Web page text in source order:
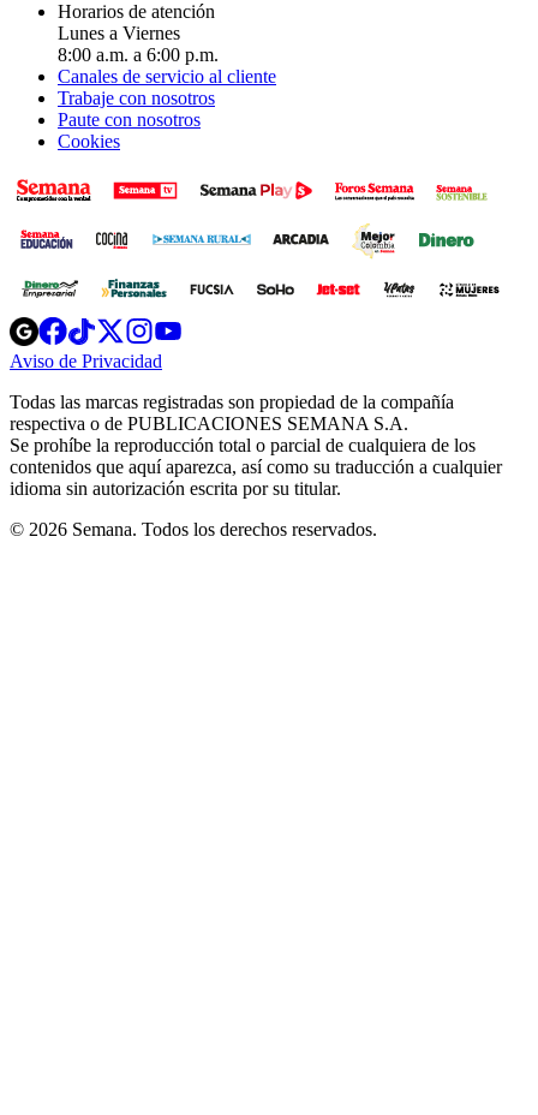
Horarios de atención
Lunes a Viernes
8:00 a.m. a 6:00 p.m.
Canales de servicio al cliente
Trabaje con nosotros
Paute con nosotros
Cookies
Opens
in
new
Opens
in
new
Opens
in
new
window
Opens
new
windowwindow
Aviso de Privacidad
new
window
Todas las marcas registradas son propiedad de la compañía
respectiva o de PUBLICACIONES SEMANA S.A.
Se prohíbe la reproducción total o parcial de cualquiera de los
contenidos que aquí aparezca, así como su traducción a cualquier
idioma sin autorización escrita por su titular.
© 2026 Semana. Todos los derechos reservados.